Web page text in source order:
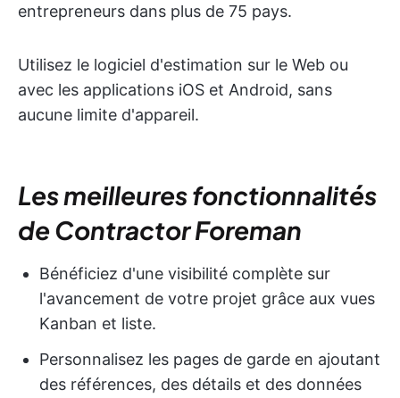
entrepreneurs dans plus de 75 pays.
Utilisez le logiciel d'estimation sur le Web ou
avec les applications iOS et Android, sans
aucune limite d'appareil.
Les meilleures fonctionnalités
de Contractor Foreman
Bénéficiez d'une visibilité complète sur
l'avancement de votre projet grâce aux vues
Kanban et liste.
Personnalisez les pages de garde en ajoutant
des références, des détails et des données